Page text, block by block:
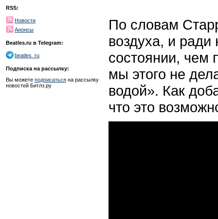
RSS:
Новости
Анонсы
Beatles.ru в Telegram:
beatles_ru
Подписка на рассылку:
Вы можете подписаться на рассылку
новостей Битлз.ру
По словам
воздуха, и
состоянии, чем
мы этого не
водой». Как
что это